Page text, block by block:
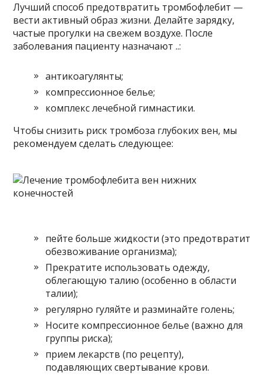
Лучший способ предотвратить тромбофлебит —
вести активный образ жизни. Делайте зарядку,
частые прогулки на свежем воздухе. После
заболевания пациенту назначают ..:
антикоагулянты;
компрессионное белье;
комплекс лечебной гимнастики.
Чтобы снизить риск тромбоза глубоких вен, мы
рекомендуем сделать следующее:
пейте больше жидкости (это предотвратит
обезвоживание организма);
Прекратите использовать одежду,
облегающую талию (особенно в области
талии);
регулярно гуляйте и разминайте голень;
Носите компрессионное белье (важно для
группы риска);
прием лекарств (по рецепту),
подавляющих свертывание крови.